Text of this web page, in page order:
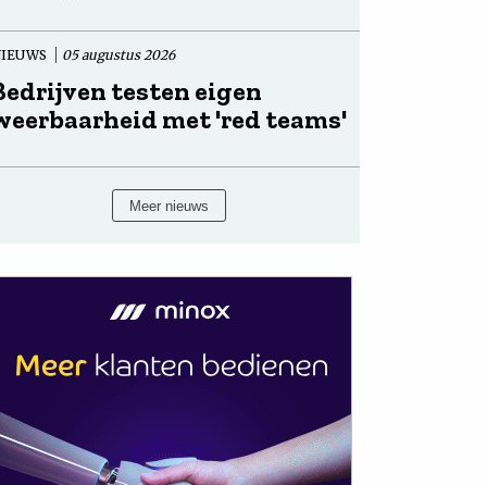
05 augustus 2026
testen eigen
met 'red teams'
Meer nieuws